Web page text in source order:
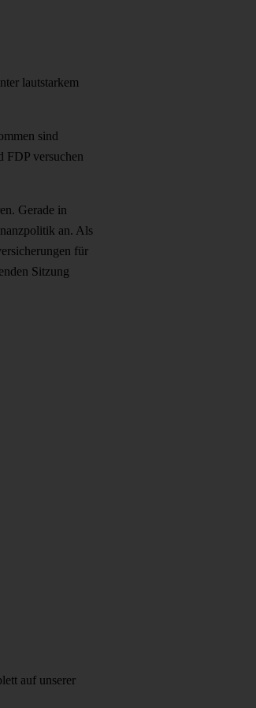
lautstarkem
sind
FDP versuchen
Gerade in
an. Als
für
Sitzung
auf unserer